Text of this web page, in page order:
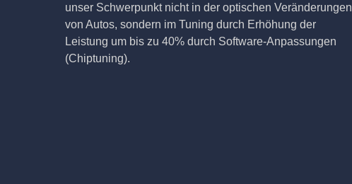
unser Schwerpunkt nicht in der optischen Veränderungen
von Autos, sondern im Tuning durch Erhöhung der
Leistung um bis zu 40% durch Software-Anpassungen
(Chiptuning).